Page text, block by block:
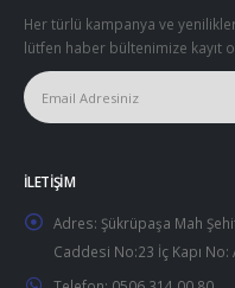
Her türlü kampanya ve
lütfen haber bültenimize kayıt
İLETIŞIM
Adres: Şükrüpaşa Mah
Caddesi No:23 İç Kapı